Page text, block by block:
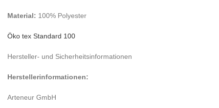
Material: 100% Polyester
Öko tex Standard 100
Hersteller- und Sicherheitsinformationen
Herstellerinformationen:
Arteneur GmbH